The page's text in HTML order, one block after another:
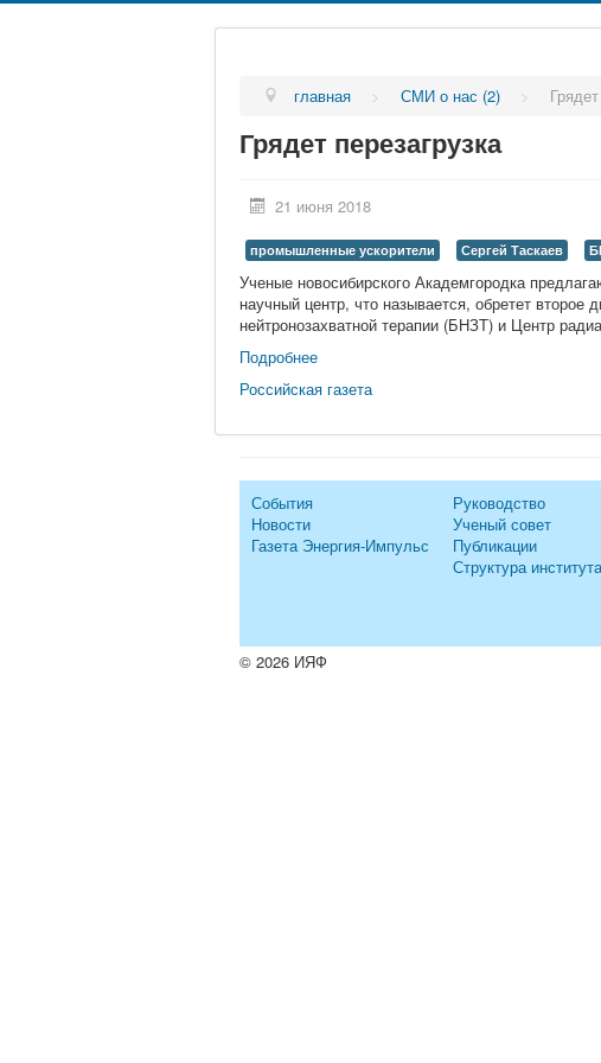
главная > СМИ о нас (2) >
Грядет перезагрузка
21 июня 2018
промышленные ускорители Сергей Таскаев
Ученые новосибирского Академгородка
научный центр, что называется, обретет
нейтронозахватной терапии (БНЗТ) и Центр
Подробнее
Российская газета
События
Новости
Газета Энергия-Импульс
Руководство
Ученый совет
Публикации
Структура института
© 2026 ИЯФ